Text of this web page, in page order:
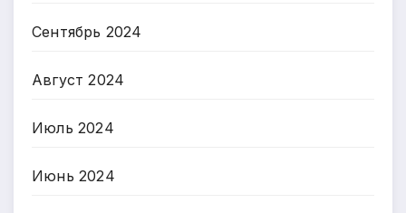
Сентябрь 2024
Август 2024
Июль 2024
Июнь 2024